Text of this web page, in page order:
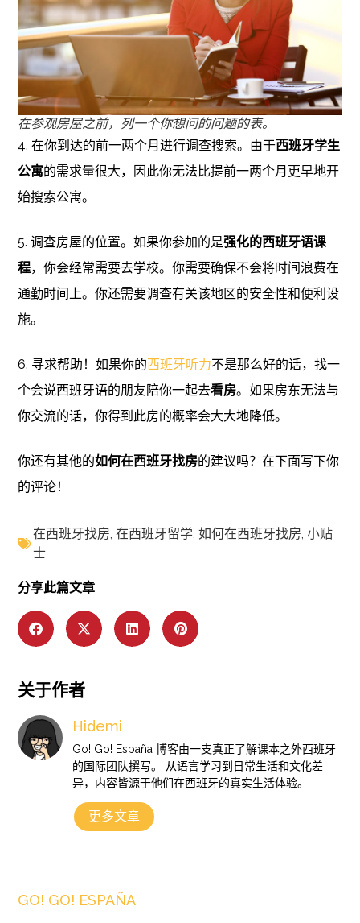
在参观房屋之前，列一个你想问的问题的表。
4. 在你到达的前一两个月进行调查搜索。由于西班牙学生
公寓的需求量很大，因此你无法比提前一两个月更早地开
始搜索公寓。
5. 调查房屋的位置。如果你参加的是强化的西班牙语课
程，你会经常需要去学校。你需要确保不会将时间浪费在
通勤时间上。你还需要调查有关该地区的安全性和便利设
施。
6. 寻求帮助！如果你的西班牙听力不是那么好的话，找一
个会说西班牙语的朋友陪你一起去看房。如果房东无法与
你交流的话，你得到此房的概率会大大地降低。
你还有其他的如何在西班牙找房的建议吗？在下面写下你
的评论！
在西班牙找房,在西班牙留学,如何在西班牙找房,小贴
士
分享此篇文章
关于作者
Hidemi
Go! Go! España 博客由一支真正了解课本之外西班牙
的国际团队撰写。 从语言学习到日常生活和文化差
异，内容皆源于他们在西班牙的真实生活体验。
更多文章
GO! GO! ESPAÑA